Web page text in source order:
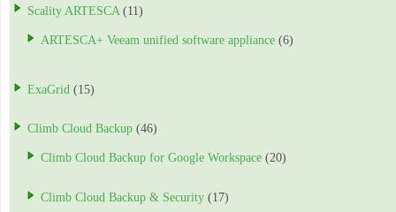
Scality ARTESCA (11)
ARTESCA+ Veeam unified software appliance (6)
ExaGrid (15)
Climb Cloud Backup (46)
Climb Cloud Backup for Google Workspace (20)
Climb Cloud Backup & Security (17)